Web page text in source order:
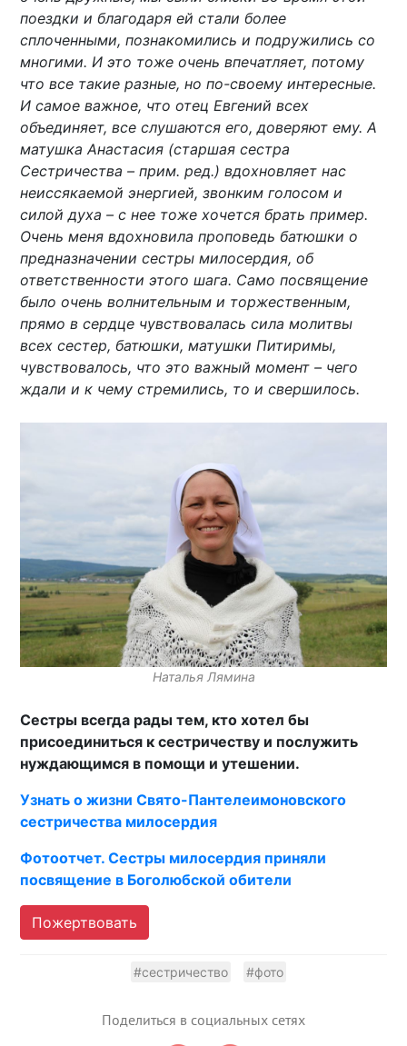
поездки и благодаря ей стали более
сплоченными, познакомились и подружились со
многими. И это тоже очень впечатляет, потому
что все такие разные, но по-своему интересные.
И самое важное, что отец Евгений всех
объединяет, все слушаются его, доверяют ему. А
матушка Анастасия (старшая сестра
Сестричества – прим. ред.) вдохновляет нас
неиссякаемой энергией, звонким голосом и
силой духа – с нее тоже хочется брать пример.
Очень меня вдохновила проповедь батюшки о
предназначении сестры милосердия, об
ответственности этого шага. Само посвящение
было очень волнительным и торжественным,
прямо в сердце чувствовалась сила молитвы
всех сестер, батюшки, матушки Питиримы,
чувствовалось, что это важный момент – чего
ждали и к чему стремились, то и свершилось.
Наталья Лямина
Сестры всегда рады тем, кто хотел бы
присоединиться к сестричеству и послужить
нуждающимся в помощи и утешении.
Узнать о жизни Свято-Пантелеимоновского
сестричества милосердия
Фотоотчет. Сестры милосердия приняли
посвящение в Боголюбской обители
Пожертвовать
#сестричество #фото
Поделиться в социальных сетях